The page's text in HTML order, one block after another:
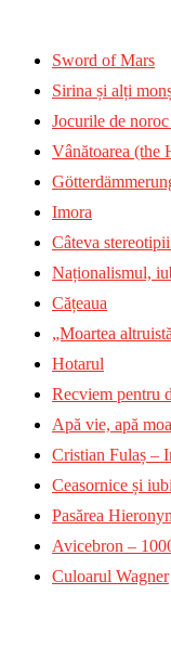
Sword of Mars
Sirina și alți
Jocurile de
Vânătoarea (the
Imora
Câteva
Naționalismul,
Cățeaua
„Moartea
Hotarul
Recviem pentru
Apă vie, apă
Cristian Fulaș –
Ceasornice și
Pasărea
Avicebron –
Culoarul Wagner